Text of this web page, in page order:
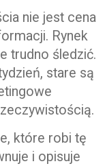
nie jest cena
Rynek
trudno śledzić.
stare są
które robi tę
i opisuje